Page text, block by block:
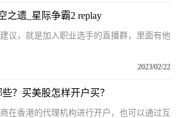
之遗_星际争霸2 replay
议，就是加入职业选手的直播群，里面有他
2023/02/22
？买美股怎样开户买？
在香港的代理机构进行开户，也可以通过互